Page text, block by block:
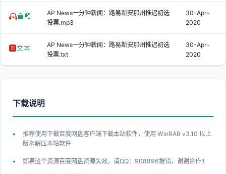
AP News一分钟新闻：路易斯安那州推迟初选
投票.mp3
30-Apr-
2020
AP News一分钟新闻：路易斯安那州推迟初选
投票.txt
30-Apr-
2020
下载说明
推荐使用下载百度网盘客户端下载本站软件，使用 WinRAR v3.10 以上
版本解压本站软件
如果这个资源百度网盘资源失效，请QQ：908896报错，谢谢合作!!